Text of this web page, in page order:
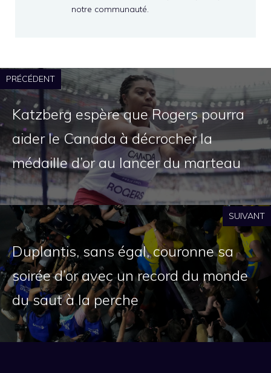
notre communauté.
PRÉCÉDENT
Katzberg espère que Rogers pourra
aider le Canada à décrocher la
médaille d’or au lancer du marteau
SUIVANT
Duplantis, sans égal, couronne sa
soirée d’or avec un record du monde
du saut à la perche